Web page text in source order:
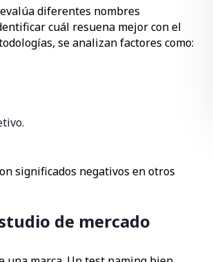
diferentes nombres
cuál resuena mejor con el
se analizan factores como:
significados negativos en otros
de mercado